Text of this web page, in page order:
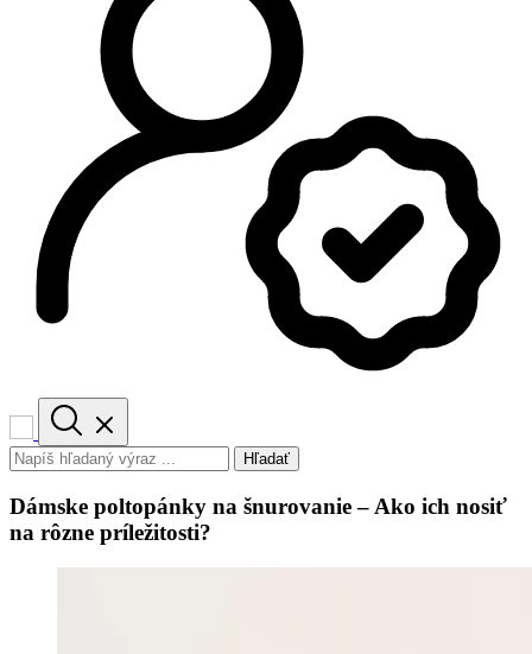
Hľadať
Dámske poltopánky na šnurovanie – Ako ich nosiť
na rôzne príležitosti?